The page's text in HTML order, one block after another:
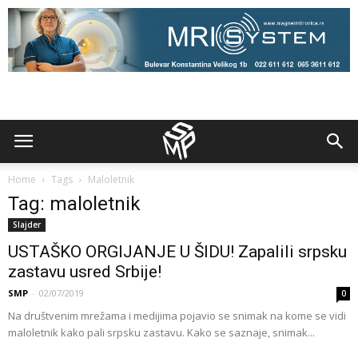
Home Tags Maloletnik
Tag: maloletnik
Slajder
USTAŠKO ORGIJANJE U ŠIDU! Zapalili srpsku
zastavu usred Srbije!
SMP - 02/07/2019 0
Na društvenim mrežama i medijima pojavio se snimak na kome se vidi
maloletnik kako pali srpsku zastavu. Kako se saznaje, snimak...